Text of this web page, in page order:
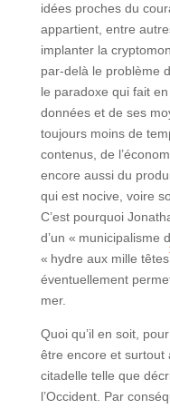
idées proches du
appartient, entre
implanter la
par-delà le problème
le paradoxe qui fait
données et de ses
toujours moins de
contenus, de
encore aussi du
qui est nocive, voire
C’est pourquoi
d’un « municipalisme
« hydre aux mille têtes
éventuellement
mer.
Quoi qu’il en soit,
être encore et surtout
citadelle telle que
l’Occident. Par